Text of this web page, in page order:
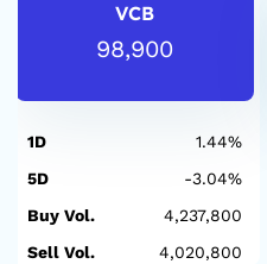
VCB
98,900
1D
1.44%
5D
-3.04%
Buy Vol.
4,237,800
Sell Vol.
4,020,800